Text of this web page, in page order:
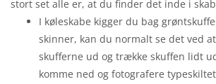
stort set alle er, at du finder det inde i
I køleskabe kigger du bag
skinner, kan du normalt se det ved
skufferne ud og trække skuffen lidt
komme ned og fotografere